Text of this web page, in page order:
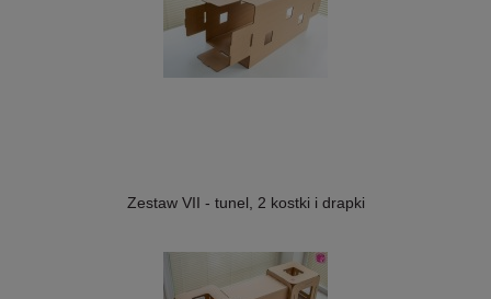
Zestaw VII - tunel, 2 kostki i drapki